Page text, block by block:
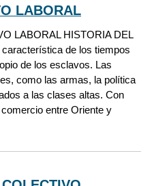
LABORAL
LABORAL HISTORIA DEL
de los tiempos
de los esclavos. Las
como las armas, la política
a las clases altas. Con
entre Oriente y